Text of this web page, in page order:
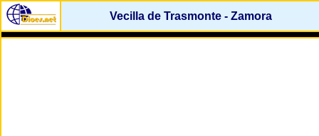
Vecilla de Trasmonte - Zamora